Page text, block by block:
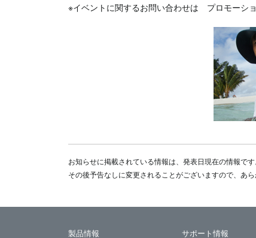
※イベントに関するお問い合わせは プロモーシ
お知らせに掲載されている情報は、発表日現在の情報です
その後予告なしに変更されることがございますので、あら
製品情報 サポート情報